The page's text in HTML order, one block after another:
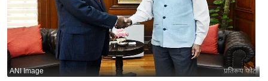
त
र्रा
ष्ट्री
य
बि
प्रतिरूप फोटो
ANI Image